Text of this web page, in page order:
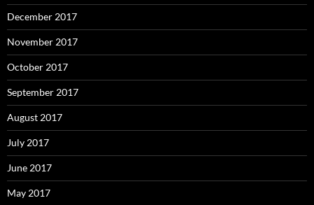
December 2017
November 2017
October 2017
September 2017
August 2017
July 2017
June 2017
May 2017